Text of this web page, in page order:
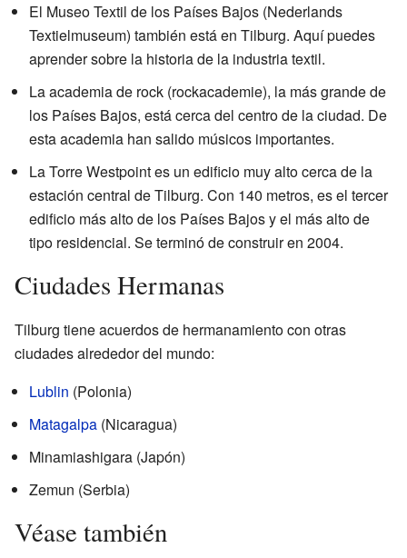
El Museo Textil de los Países Bajos (Nederlands
Textielmuseum) también está en Tilburg. Aquí puedes
aprender sobre la historia de la industria textil.
La academia de rock (rockacademie), la más grande de
los Países Bajos, está cerca del centro de la ciudad. De
esta academia han salido músicos importantes.
La Torre Westpoint es un edificio muy alto cerca de la
estación central de Tilburg. Con 140 metros, es el tercer
edificio más alto de los Países Bajos y el más alto de
tipo residencial. Se terminó de construir en 2004.
Ciudades Hermanas
Tilburg tiene acuerdos de hermanamiento con otras
ciudades alrededor del mundo:
Lublin (Polonia)
Matagalpa (Nicaragua)
Minamiashigara (Japón)
Zemun (Serbia)
Véase también